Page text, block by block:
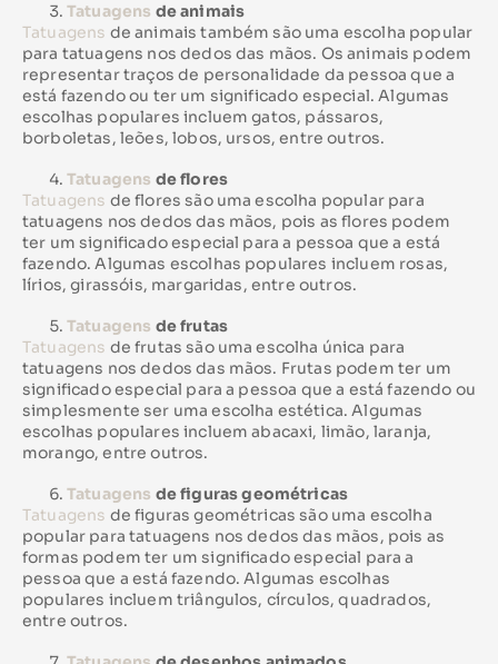
Tatuagens de animais
Tatuagens de animais também são uma escolha popular
para tatuagens nos dedos das mãos. Os animais podem
representar traços de personalidade da pessoa que a
está fazendo ou ter um significado especial. Algumas
escolhas populares incluem gatos, pássaros,
borboletas, leões, lobos, ursos, entre outros.
Tatuagens de flores
Tatuagens de flores são uma escolha popular para
tatuagens nos dedos das mãos, pois as flores podem
ter um significado especial para a pessoa que a está
fazendo. Algumas escolhas populares incluem rosas,
lírios, girassóis, margaridas, entre outros.
Tatuagens de frutas
Tatuagens de frutas são uma escolha única para
tatuagens nos dedos das mãos. Frutas podem ter um
significado especial para a pessoa que a está fazendo ou
simplesmente ser uma escolha estética. Algumas
escolhas populares incluem abacaxi, limão, laranja,
morango, entre outros.
Tatuagens de figuras geométricas
Tatuagens de figuras geométricas são uma escolha
popular para tatuagens nos dedos das mãos, pois as
formas podem ter um significado especial para a
pessoa que a está fazendo. Algumas escolhas
populares incluem triângulos, círculos, quadrados,
entre outros.